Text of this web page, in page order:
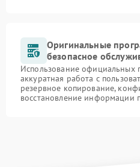
Оригинальные
безопасное
Использование официальных
аккуратная работа с
резервное копирование,
восстановление информации